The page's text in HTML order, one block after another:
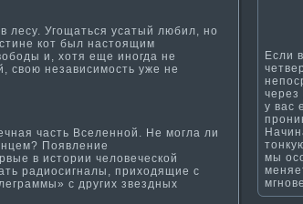
Угощаться усатый любил, но
кот был настоящим
и, хотя еще иногда не
свою независимость уже не
часть Вселенной. Не могла ли
Появление
в истории человеческой
радиосигналы, приходящие с
с других звездных
Если
через
у вас
мы